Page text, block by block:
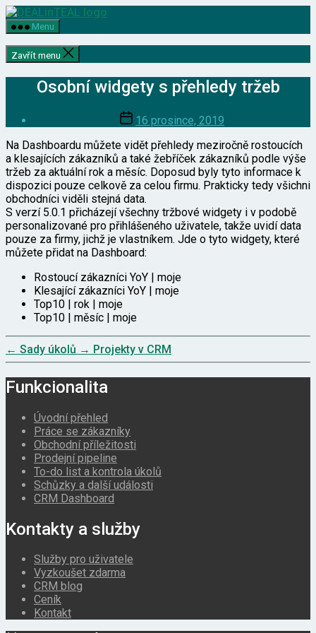
Přejít
k
obsahu
Menu
Zavřít menu
Osobní widgety s přehledy tržeb
Datum
příspěvku
16 prosince, 2019
Na Dashboardu můžete vidět přehledy meziročně rostoucích
a klesajících zákazníků a také žebříček zákazníků podle výše
tržeb za aktuální rok a měsíc. Doposud byly tyto informace k
dispozici pouze celkově za celou firmu. Prakticky tedy všichni
obchodníci viděli stejná data.
S verzí 5.0.1 přicházejí všechny tržbové widgety i v podobě
personalizované pro přihlášeného uživatele, takže uvidí data
pouze za firmy, jichž je vlastníkem. Jde o tyto widgety, které
můžete přidat na Dashboard:
Rostoucí zákazníci YoY | moje
Klesající zákazníci YoY | moje
Top10 | rok | moje
Top10 | měsíc | moje
← Sady úkolů → Projekty v CRM
Funkcionalita
Úvodní přehled
Práce se zákazníky
Obchodní příležitosti
Prodejní pipeline
To-do list a kontrola úkolů
Schůzky a další události
CRM Dashboard
Kontakty a služby
Služby pro uživatele
Vyzkoušet zdarma
CRM blog
Ceník
Kontakt